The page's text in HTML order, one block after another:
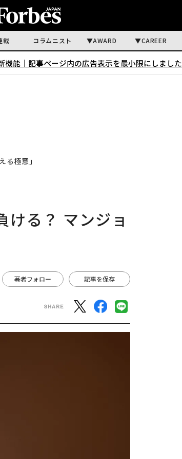
載 コラムニスト AWARD CAREER
機能｜ 記事ページ内の広告表示を最小限にしました
る極意」
ける？ マンジョ
著者フォロー 記事を保存